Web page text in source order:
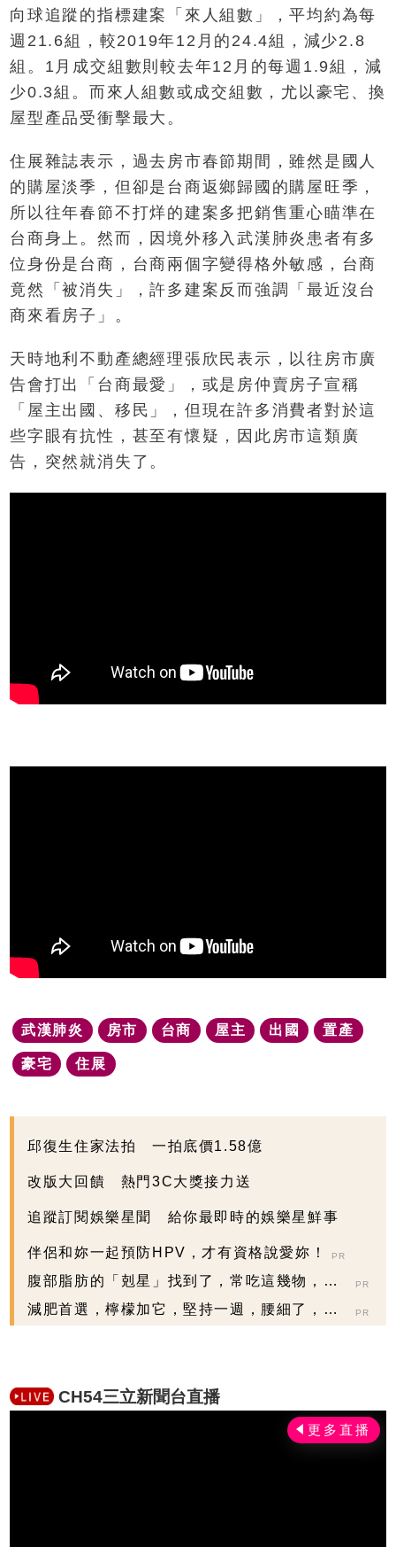
向球追蹤的指標建案「來人組數」，平均約為每
週21.6組，較2019年12月的24.4組，減少2.8
組。1月成交組數則較去年12月的每週1.9組，減
少0.3組。而來人組數或成交組數，尤以豪宅、換
屋型產品受衝擊最大。
住展雜誌表示，過去房市春節期間，雖然是國人
的購屋淡季，但卻是台商返鄉歸國的購屋旺季，
所以往年春節不打烊的建案多把銷售重心瞄準在
台商身上。然而，因境外移入武漢肺炎患者有多
位身份是台商，台商兩個字變得格外敏感，台商
竟然「被消失」，許多建案反而強調「最近沒台
商來看房子」。
天時地利不動產總經理張欣民表示，以往房市廣
告會打出「台商最愛」，或是房仲賣房子宣稱
「屋主出國、移民」，但現在許多消費者對於這
些字眼有抗性，甚至有懷疑，因此房市這類廣
告，突然就消失了。
武漢肺炎 房市 台商 屋主 出國 置產
豪宅 住展
邱復生住家法拍 一拍底價1.58億
改版大回饋 熱門3C大獎接力送
追蹤訂閱娛樂星聞 給你最即時的娛樂星鮮事
伴侶和妳一起預防HPV，才有資格說愛妳！ PR
腹部脂肪的「剋星」找到了，常吃這幾物，吃
走大肚囊，瘦出...
PR
減肥首選，檸檬加它，堅持一週，腰細了，瘦
PR
CH54三立新聞台直播